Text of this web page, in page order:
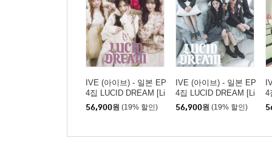
IVE (아이브) - 일본 EP
4집 LUCID DREAM [Li
mited Edition I / CD +
Blu-ray]
56,900원 (19% 할인)
IVE (아이브) - 일본 EP
4집 LUCID DREAM [Li
mited Edition V / CD +
PhotoBook]
56,900원 (19% 할인)
4